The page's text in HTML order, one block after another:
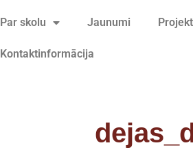
Par skolu Jaunumi
Kontaktinformācija